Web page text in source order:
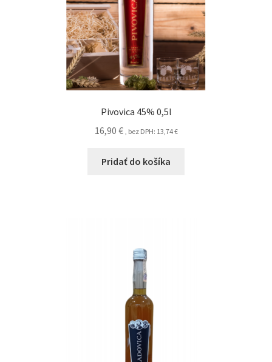
Pivovica 45% 0,5l
16,90 € , bez DPH: 13,74€
Pridať do košíka